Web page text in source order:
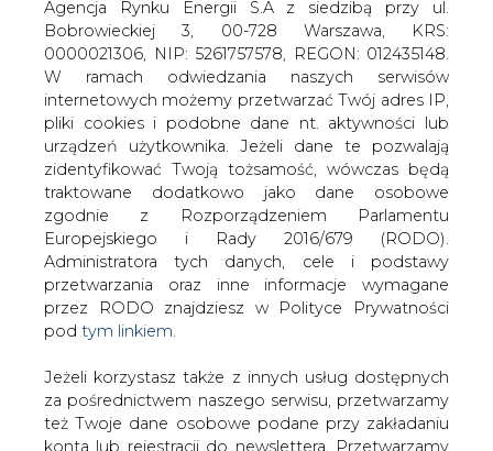
WŁĄCZ CIRE.TV
internetowych możemy przetwarzać Twój adres IP,
pliki cookies i podobne dane nt. aktywności lub
urządzeń użytkownika. Jeżeli dane te pozwalają
zidentyfikować Twoją tożsamość, wówczas będą
traktowane dodatkowo jako dane osobowe
zgodnie z Rozporządzeniem Parlamentu
Europejskiego i Rady 2016/679 (RODO).
Administratora tych danych, cele i podstawy
przetwarzania oraz inne informacje wymagane
przez RODO znajdziesz w Polityce Prywatności
podtym linkiem.
Jeżeli korzystasz także z innych usług dostępnych
za pośrednictwem naszego serwisu, przetwarzamy
też Twoje dane osobowe podane przy zakładaniu
dane, które podajesz, pozostawiasz lub do których
możemy uzyskać dostęp w ramach korzystania z
Usług.
Strona główna /
SERWIS INFORMACYJNY CIRE
/ Szacunkowe wykonanie budżetu państwa po
styczniu 2025 r.
Redakcja
2025-02-18 21:30
drukuj
skomentuj